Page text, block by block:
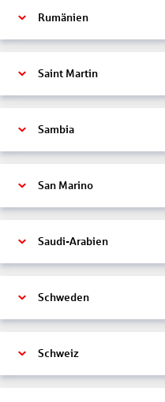
Rumänien
Saint Martin
Sambia
San Marino
Saudi-Arabien
Schweden
Schweiz